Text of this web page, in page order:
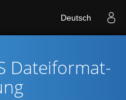
Deutsch
Dateiformat-